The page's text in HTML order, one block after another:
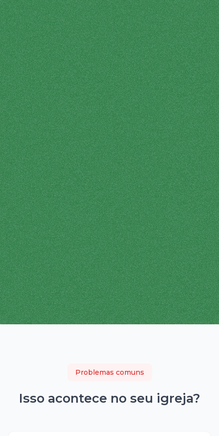
Problemas comuns
Isso acontece no seu igreja?